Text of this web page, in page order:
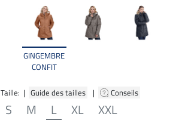
GINGEMBRE
CONFIT
Taille: | Guide des tailles | Conseils
S M L XL XXL